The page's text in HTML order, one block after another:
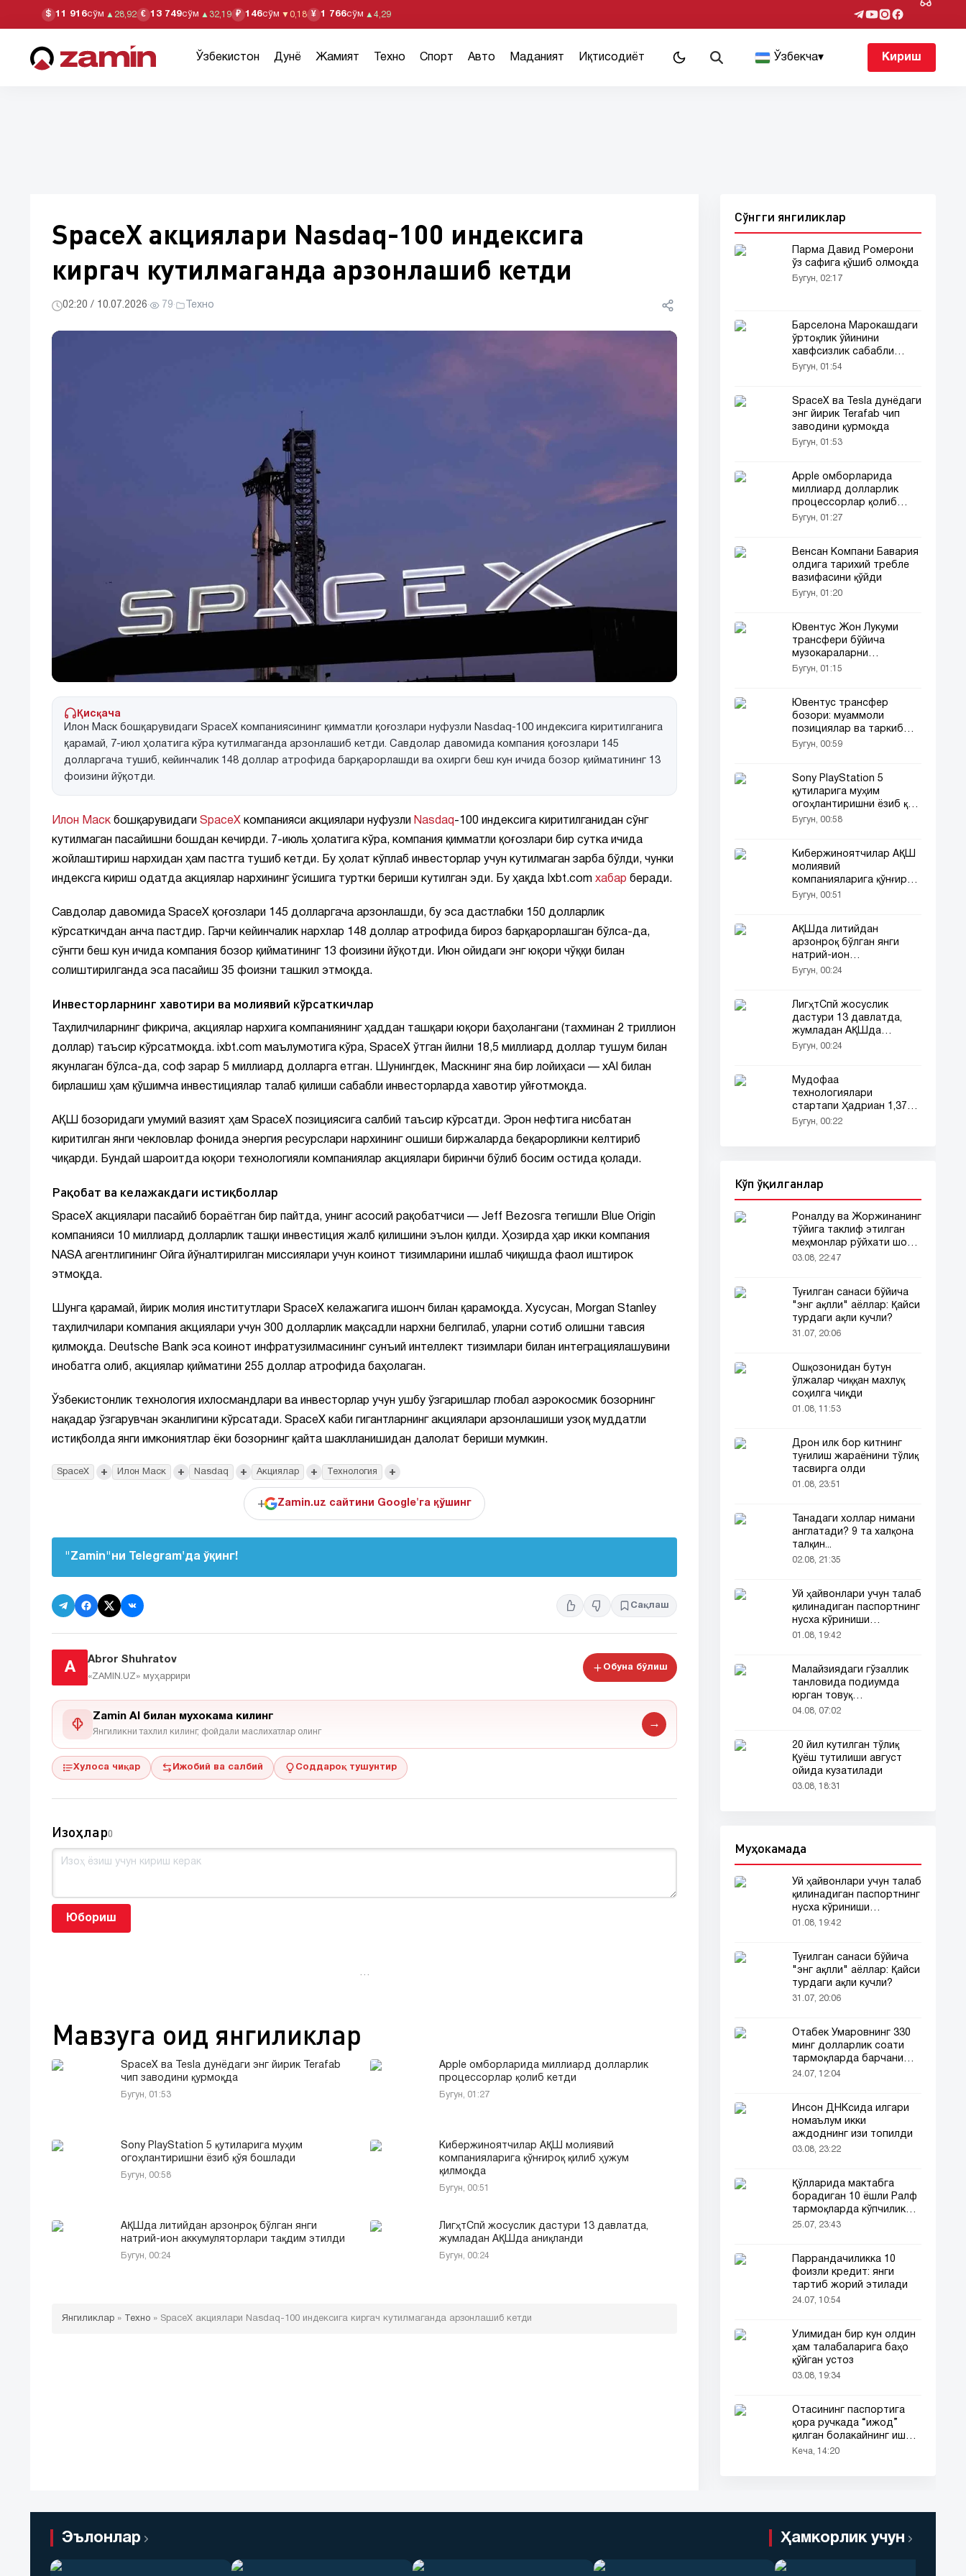
$ 11 916сўм ▲ 28,92 € 13 749сўм ▲ 32,19 ₽ 146сўм ▼ 0,18 ¥ 1 766сўм ▲ 4,29
Ўзбекистон Дунё Жамият Техно Спорт Авто Маданият Иқтисодиёт Ўзбекча▾ Кириш
SpaceX акциялари Nasdaq-100 индексига
киргач кутилмаганда арзонлашиб кетди
02:20 / 10.07.2026· 79· Техно
Қисқача
Илон Маск бошқарувидаги SpaceX компаниясининг қимматли қоғозлари нуфузли Nasdaq-100 индексига киритилганига
қарамай, 7-июл ҳолатига кўра кутилмаганда арзонлашиб кетди. Савдолар давомида компания қоғозлари 145
долларгача тушиб, кейинчалик 148 доллар атрофида барқарорлашди ва охирги беш кун ичида бозор қийматининг 13
фоизини йўқотди.
Илон Маск бошқарувидаги SpaceX компанияси акциялари нуфузли Nasdaq -100 индексига киритилганидан сўнг
кутилмаган пасайишни бошдан кечирди. 7-июль ҳолатига кўра, компания қимматли қоғозлари бир сутка ичида
жойлаштириш нархидан ҳам пастга тушиб кетди. Бу ҳолат кўплаб инвесторлар учун кутилмаган зарба бўлди, чунки
индексга кириш одатда акциялар нархининг ўсишига туртки бериши кутилган эди. Бу ҳақда Ixbt.com хабар беради.
Савдолар давомида SpaceX қоғозлари 145 долларгача арзонлашди, бу эса дастлабки 150 долларлик
кўрсаткичдан анча пастдир. Гарчи кейинчалик нархлар 148 доллар атрофида бироз барқарорлашган бўлса-да,
сўнгги беш кун ичида компания бозор қийматининг 13 фоизини йўқотди. Июн ойидаги энг юқори чўққи билан
солиштирилганда эса пасайиш 35 фоизни ташкил этмоқда.
Инвесторларнинг хавотири ва молиявий кўрсаткичлар
Таҳлилчиларнинг фикрича, акциялар нархига компаниянинг ҳаддан ташқари юқори баҳолангани (тахминан 2 триллион
доллар) таъсир кўрсатмоқда. ixbt.com маълумотига кўра, SpaceX ўтган йилни 18,5 миллиард доллар тушум билан
якунлаган бўлса-да, соф зарар 5 миллиард долларга етган. Шунингдек, Маскнинг яна бир лойиҳаси — xAI билан
бирлашиш ҳам қўшимча инвестициялар талаб қилиши сабабли инвесторларда хавотир уйғотмоқда.
АҚШ бозоридаги умумий вазият ҳам SpaceX позициясига салбий таъсир кўрсатди. Эрон нефтига нисбатан
киритилган янги чекловлар фонида энергия ресурслари нархининг ошиши биржаларда беқарорликни келтириб
чиқарди. Бундай шароитда юқори технологияли компаниялар акциялари биринчи бўлиб босим остида қолади.
Рақобат ва келажакдаги истиқболлар
SpaceX акциялари пасайиб бораётган бир пайтда, унинг асосий рақобатчиси — Jeff Bezosга тегишли Blue Origin
компанияси 10 миллиард долларлик ташқи инвестиция жалб қилишини эълон қилди. Ҳозирда ҳар икки компания
NASA агентлигининг Ойга йўналтирилган миссиялари учун коинот тизимларини ишлаб чиқишда фаол иштирок
этмоқда.
Шунга қарамай, йирик молия институтлари SpaceX келажагига ишонч билан қарамоқда. Хусусан, Morgan Stanley
таҳлилчилари компания акциялари учун 300 долларлик мақсадли нархни белгилаб, уларни сотиб олишни тавсия
қилмоқда. Deutsche Bank эса коинот инфратузилмасининг сунъий интеллект тизимлари билан интеграциялашувини
инобатга олиб, акциялар қийматини 255 доллар атрофида баҳолаган.
Ўзбекистонлик технология ихлосмандлари ва инвесторлар учун ушбу ўзгаришлар глобал аэрокосмик бозорнинг
нақадар ўзгарувчан эканлигини кўрсатади. SpaceX каби гигантларнинг акциялари арзонлашиши узоқ муддатли
истиқболда янги имкониятлар ёки бозорнинг қайта шаклланишидан далолат бериши мумкин.
SpaceX + Илон Маск + Nasdaq + Акциялар + Технология +
+ Zamin.uz сайтини Google'га қўшинг
"Zamin"ни Telegram'да ўқинг!
Сақлаш
A
Abror Shuhratov
«ZAMIN.UZ» муҳаррири
Обуна бўлиш
Zamin AI билан мухокама килинг
Янгиликни тахлил килинг, фойдали маслихатлар олинг
→
Хулоса чиқар Ижобий ва салбий Соддароқ тушунтир
Изоҳлар0
Юбориш
…
Мавзуга оид янгиликлар
SpaceX ва Tesla дунёдаги энг йирик Terafab
чип заводини қурмоқда
Бугун, 01:53
Apple омборларида миллиард долларлик
процессорлар қолиб кетди
Бугун, 01:27
Sony PlayStation 5 қутиларига муҳим
огоҳлантиришни ёзиб қўя бошлади
Бугун, 00:58
Кибержиноятчилар АҚШ молиявий
компанияларига қўнғироқ қилиб ҳужум
қилмоқда
Бугун, 00:51
АҚШда литийдан арзонроқ бўлган янги
натрий-ион аккумуляторлари тақдим этилди
Бугун, 00:24
ЛигҳтСпй жосуслик дастури 13 давлатда,
жумладан АҚШда аниқланди
Бугун, 00:24
Янгиликлар » Техно » SpaceX акциялари Nasdaq-100 индексига киргач кутилмаганда арзонлашиб кетди
Сўнгги янгиликлар
Парма Давид Ромерони
ўз сафига қўшиб олмоқда
Бугун, 02:17
Барселона Марокашдаги
ўртоқлик ўйинини
хавфсизлик сабабли
бекор қилди
Бугун, 01:54
SpaceX ва Tesla дунёдаги
энг йирик Terafab чип
заводини қурмоқда
Бугун, 01:53
Apple омборларида
миллиард долларлик
процессорлар қолиб
кетди
Бугун, 01:27
Венсан Компани Бавария
олдига тарихий требле
вазифасини қўйди
Бугун, 01:20
Ювентус Жон Лукуми
трансфери бўйича
музокараларни
фаоллаштирди
Бугун, 01:15
Ювентус трансфер
бозори: муаммоли
позициялар ва таркиб
таҳлили
Бугун, 00:59
Sony PlayStation 5
қутиларига муҳим
огоҳлантиришни ёзиб қўя
бошлади
Бугун, 00:58
Кибержиноятчилар АҚШ
молиявий
компанияларига қўнғироқ
қилиб ҳужум қилмоқда
Бугун, 00:51
АҚШда литийдан
арзонроқ бўлган янги
натрий-ион
аккумуляторлари тақдим
Бугун, 00:24
ЛигҳтСпй жосуслик
дастури 13 давлатда,
жумладан АҚШда
аниқланди
Бугун, 00:24
Мудофаа
технологиялари
стартапи Ҳадриан 1,37
миллиард доллар
Бугун, 00:22
Кўп ўқилганлар
Роналду ва Жоржинанинг
тўйига таклиф этилган
меҳмонлар рўйхати шов-
шувда
03.08, 22:47
Туғилган санаси бўйича
"энг ақлли" аёллар: Қайси
турдаги ақли кучли?
31.07, 20:06
Ошқозонидан бутун
ўлжалар чиққан махлуқ
соҳилга чиқди
01.08, 11:53
Дрон илк бор китнинг
туғилиш жараёнини тўлиқ
тасвирга олди
01.08, 23:51
Танадаги холлар нимани
англатади? 9 та халқона
талқин...
02.08, 21:35
Уй ҳайвонлари учун талаб
қилинадиган паспортнинг
нусха кўриниши
тармоқларда тарқалди
01.08, 19:42
Малайзиядаги гўзаллик
танловида подиумда
юрган товуқ
томошабинлар
04.08, 07:02
20 йил кутилган тўлиқ
Қуёш тутилиши август
ойида кузатилади
03.08, 18:31
Муҳокамада
Уй ҳайвонлари учун талаб
қилинадиган паспортнинг
нусха кўриниши
тармоқларда тарқалди
01.08, 19:42
Туғилган санаси бўйича
"энг ақлли" аёллар: Қайси
турдаги ақли кучли?
31.07, 20:06
Отабек Умаровнинг 330
минг долларлик соати
тармоқларда барчани
эътиборини тортди!
24.07, 12:04
Инсон ДНКсида илгари
номаълум икки
аждоднинг изи топилди
03.08, 23:22
Қўлларида мактабга
борадиган 10 ёшли Ралф
тармоқларда кўпчиликни
таъсирлантирди
25.07, 23:43
Паррандачиликка 10
фоизли кредит: янги
тартиб жорий этилади
24.07, 10:54
Ўлимидан бир кун олдин
ҳам талабаларига баҳо
қўйган устоз
03.08, 19:34
Отасининг паспортига
қора ручкада “ижод”
қилган болакайнинг иши
барчанинг диққатини
Кеча, 14:20
Эълонлар Ҳамкорлик учун